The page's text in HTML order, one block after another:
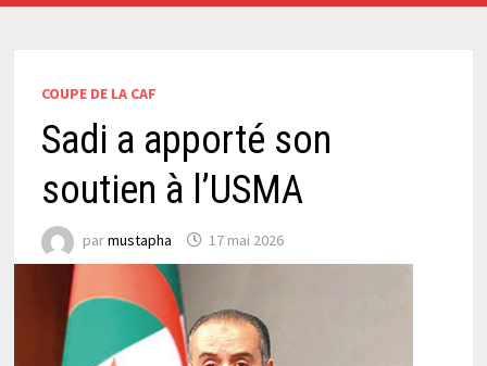
COUPE DE LA CAF
Sadi a apporté son
soutien à l’USMA
parmustapha 17 mai 2026